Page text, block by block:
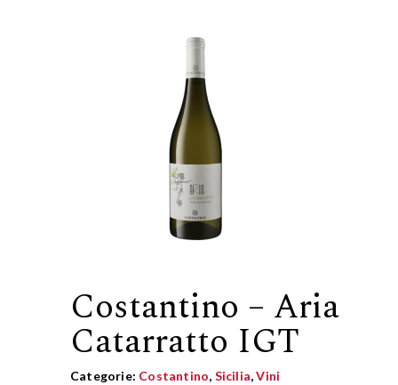
Costantino – Aria
Catarratto IGT
Categorie: Costantino, Sicilia,Vini